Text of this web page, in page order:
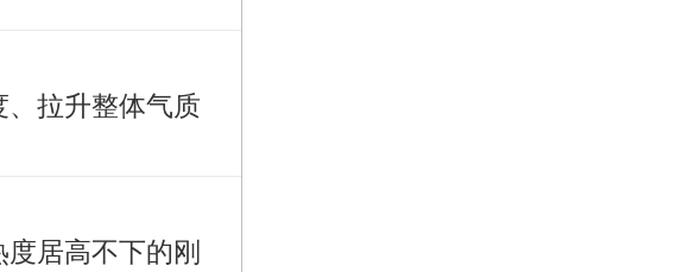
拉升整体气质
居高不下的刚